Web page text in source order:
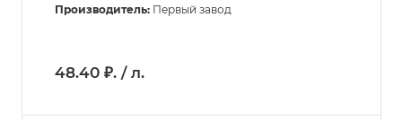
Производитель: Первый завод
48.40 ₽. / л.